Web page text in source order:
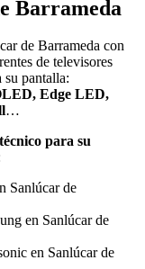
Barrameda
de Barrameda con
de televisores
su pantalla:
Edge LED,
…
para su
Sanlúcar de
en Sanlúcar de
en Sanlúcar de